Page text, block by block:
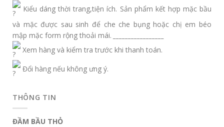
Kiểu dáng thời trang,tiện ích. Sản phẩm kết hợp mặc bầu
và mặc được sau sinh để che che bụng hoặc chị em béo
mập mặc form rộng thoải mái.
Xem hàng và kiểm tra trước khi thanh toán.
Đổi hàng nếu không ưng ý.
THÔNG TIN
ĐẦM BẦU THỎ